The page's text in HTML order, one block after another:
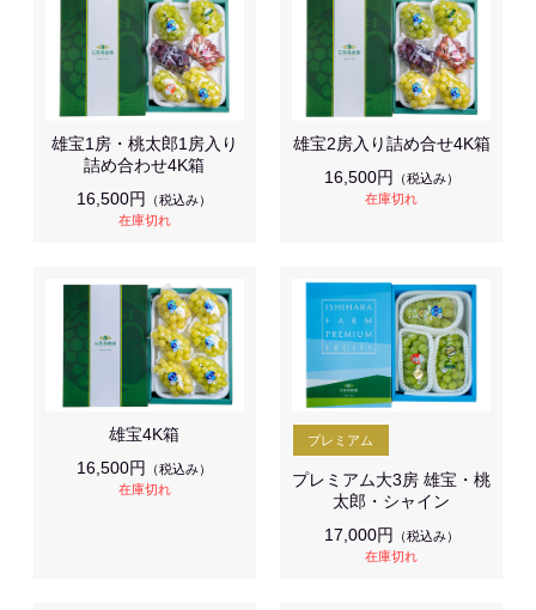
雄宝1房・桃太郎1房入り
詰め合わせ4K箱
16,500円
（税込み）
在庫切れ
雄宝2房入り詰め合せ4K箱
16,500円
（税込み）
在庫切れ
雄宝4K箱
16,500円
（税込み）
在庫切れ
プレミアム大3房 雄宝・桃
太郎・シャイン
17,000円
（税込み）
在庫切れ